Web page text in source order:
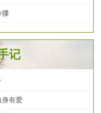
骤
记
身有爱